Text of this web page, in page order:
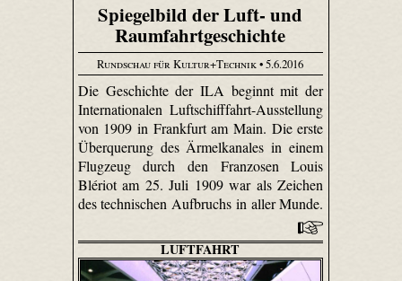
Spiegelbild der Luft- und
Raumfahrtgeschichte
Rundschau für Kultur+Technik• 5.6.2016
Die Geschichte der ILA beginnt mit der
Internationalen Luftschifffahrt-Ausstellung
von 1909 in Frankfurt am Main. Die erste
Überquerung des Ärmelkanales in einem
Flugzeug durch den Franzosen Louis
Blériot am 25. Juli 1909 war als Zeichen
des technischen Aufbruchs in aller Munde.
LUFTFAHRT